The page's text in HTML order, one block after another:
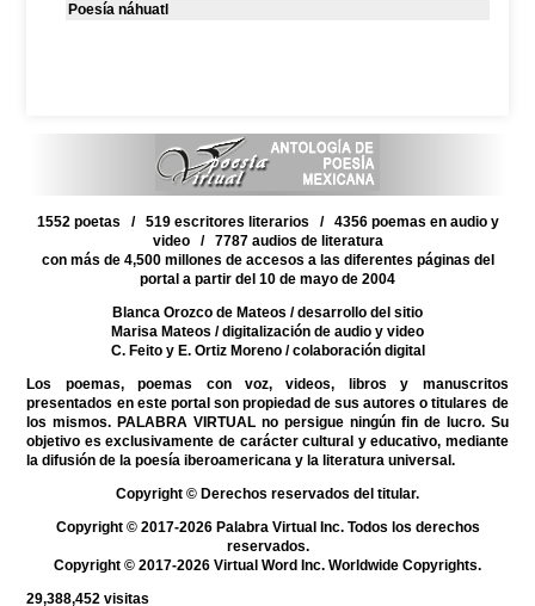
Poesía náhuatl
1552 poetas / 519 escritores literarios / 4356 poemas en audio y
video / 7787 audios de literatura
con más de 4,500 millones de accesos a las diferentes páginas del
portal a partir del 10 de mayo de 2004
Blanca Orozco de Mateos / desarrollo del sitio
Marisa Mateos / digitalización de audio y video
C. Feito y E. Ortiz Moreno/ colaboración digital
Los poemas, poemas con voz, videos, libros y manuscritos
presentados en este portal son propiedad de sus autores o titulares de
los mismos. PALABRA VIRTUAL no persigue ningún fin de lucro. Su
objetivo es exclusivamente de carácter cultural y educativo, mediante
la difusión de la poesía iberoamericana y la literatura universal.
Copyright © Derechos reservados del titular.
Copyright © 2017-2026 Palabra Virtual Inc. Todos los derechos
reservados.
Copyright © 2017-2026 Virtual Word Inc. Worldwide Copyrights.
29,388,452 visitas